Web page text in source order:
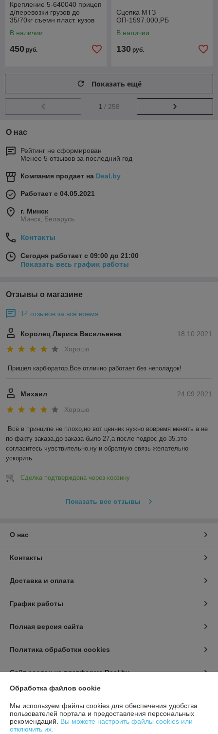
Крепление 5-640040 прицеп
д/перевозки грузов до
35/70кг съемн пласт. кузов
В наличии
450 руб.
Сцепка МТЗ
ОП-1597.000,РБ
В наличии
130 руб.
Показать ещё
1 / 258
О нас
Рейтинг не сформирован
Менее 5 отзывов за последний год
Компания продает на Deal.by
Работает с 04.05.2021
г. Минск
Минск, Беларусь
Контакты
Сегодня работает с 09:00 до 21:00
Показать весь график работы
Отзывы о магазине
14 отзывов за всё время
18.10.2021
Королец Лариса Васильевна
Хорошо
Пришел карбюратор.Все отлично работает без неполадок!
24.09.2021
Михаил
Хорошо
Всё в принципе не плохо,но вот ценник нужно вовремя менять а не
по факту заказа.до заказа было 27,а после подрос до 35,это
согласитесь чувствительно.ну и обратную связь желательно
ускорить.
Сделка подтверждена через корзину
Показать все отзывы
О нас
Контакты
Доставка и оплата
График работы
Полная версия сайта
Политика обработки cookies
Сайт создан на платформе Deal.by
Информация для покупателя
Юридическое лицо: ИП Урбанович Виктор Ричардович
231280, Гродненская область, г. Лида, Ул. Ползунова д.26
Обработка файлов cookie
Мы используем файлы cookies для обеспечения удобства
пользователей портала и предоставления персональных
рекомендаций. Вы можете настроить файлы cookies или
отключить их.